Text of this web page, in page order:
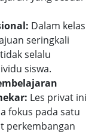
Dalam kelas
seringkali
selalu
siswa.
Les privat ini
fokus pada satu
perkembangan